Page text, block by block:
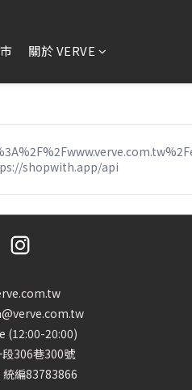
關於 VERVE
shopwith.app/api
(12:00-20:00)
306巷300號
編83783866